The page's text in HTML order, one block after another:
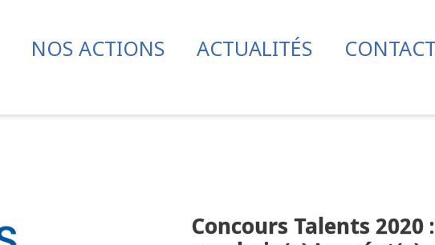
NOS ACTIONS ACTUALITÉS CONTACT
Concours Talents 2020